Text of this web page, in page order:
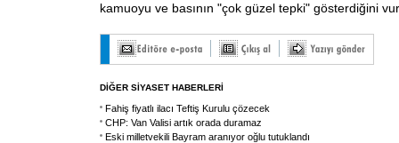
kamuoyu ve basının "çok güzel tepki" gösterdiğini
DİĞER SİYASET HABERLERİ
Fahiş fiyatlı ilacı Teftiş Kurulu çözecek
CHP: Van Valisi artık orada duramaz
Eski milletvekili Bayram aranıyor oğlu tutuklandı